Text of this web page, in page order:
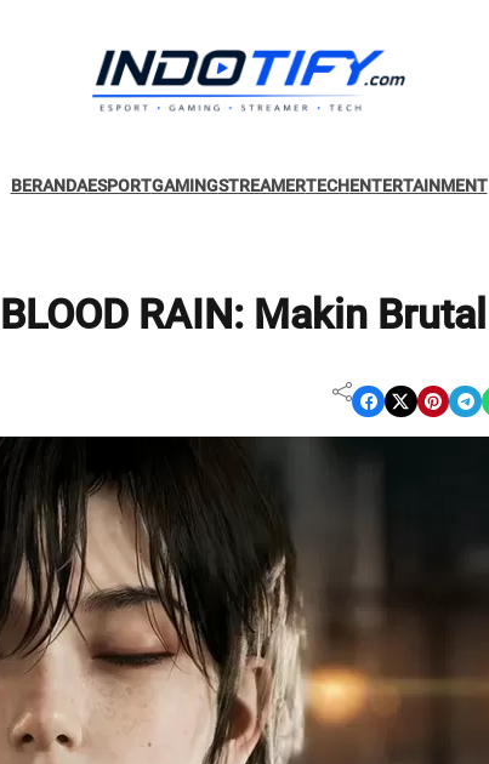
BERANDAESPORTGAMINGSTREAMERTECHENTERTAINMENT
RAIN: Makin Brutal
Share on Facebook Share on X Share on Pinterest Share on Telegram